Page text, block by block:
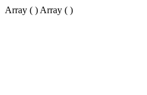
Array ( ) Array ( )